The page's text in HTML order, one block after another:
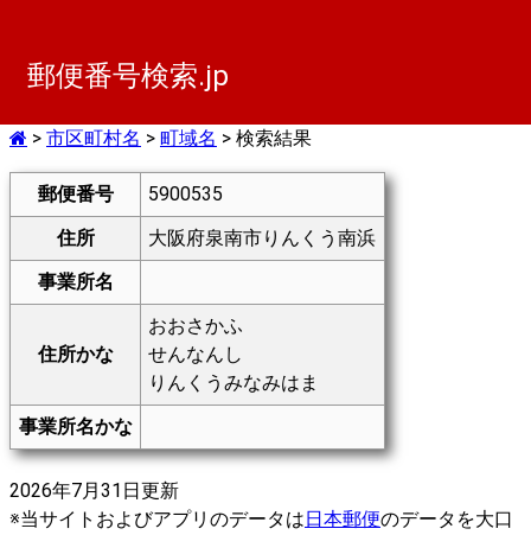
郵便番号検索.jp
> 市区町村名 > 町域名 > 検索結果
郵便番号
5900535
住所
大阪府泉南市りんくう南浜
事業所名
住所かな
おおさかふ
せんなんし
りんくうみなみはま
事業所名かな
2026年7月31日更新
※当サイトおよびアプリのデータは日本郵便のデータを大口